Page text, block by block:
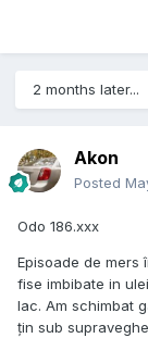
2 months later...
Akon
Posted
Odo 186.xxx
Episoade de mers
fise imbibate in
lac. Am schimbat
țin sub